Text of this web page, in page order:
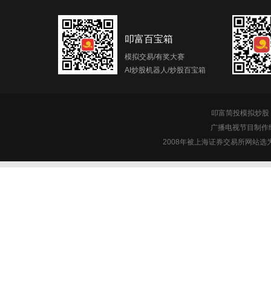
叩富百宝箱
模拟交易/有奖大赛
AI炒股机器人/炒股百宝箱
叩富简投模拟炒
广播电视节目制
2008年被上海证券交易所网站选